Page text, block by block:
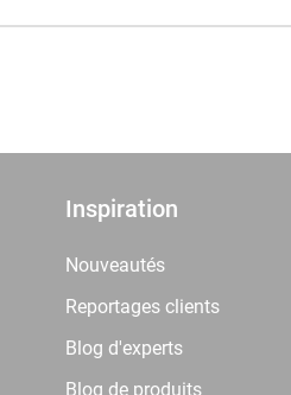
Inspiration
Nouveautés
Reportages clients
Blog d'experts
Blog de produits